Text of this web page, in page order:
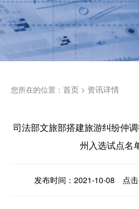
您所在的位置：首页 > 资讯详情
司法部文旅部搭建旅游纠纷仲
州入选试点名
发布时间： 2021-10-08 点击